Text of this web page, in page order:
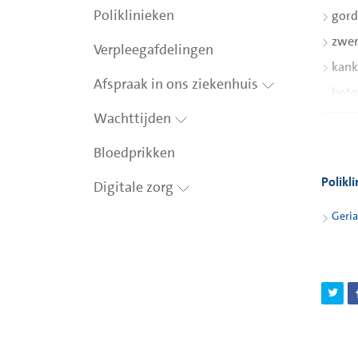
Poliklinieken
Verpleegafdelingen
Afspraak in ons ziekenhuis
Wachttijden
Bloedprikken
Digitale zorg
dat